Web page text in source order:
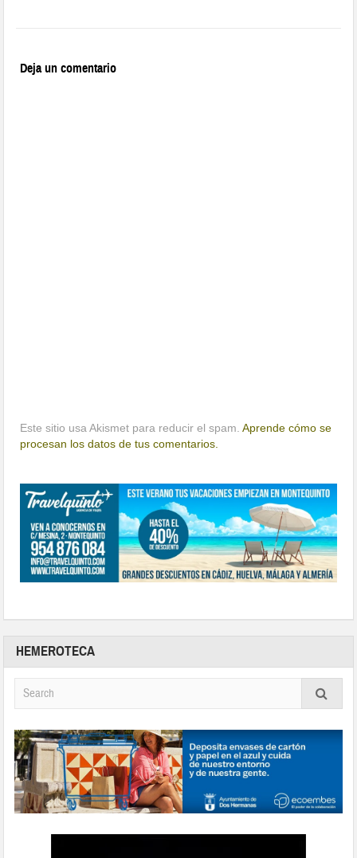
Deja un comentario
Este sitio usa Akismet para reducir el spam.Aprende cómo se
procesan los datos de tus comentarios.
HEMEROTECA